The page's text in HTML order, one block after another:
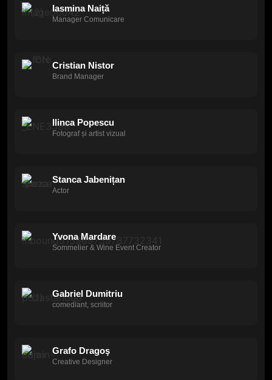
Iasmina Naiță
Manager Comunicare
Cristian Nistor
Brand Manager
Ilinca Popescu
Fotograf și artist vizual
Stanca Jabenițan
Actor
Yvona Mardare
Sommelier & Wine Event Creator
Gabriel Dumitriu
comediant, scriitor
Grafo Dragoş
Creative Designer